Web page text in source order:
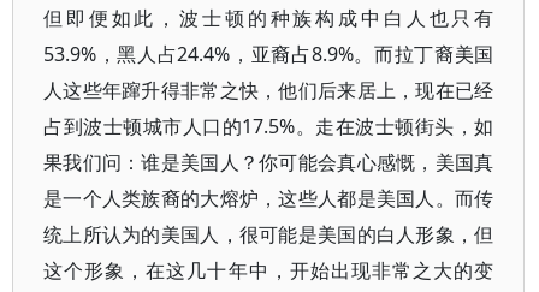
但即便如此，波士顿的种族构成中白人也只有
53.9%，黑人占24.4%，亚裔占8.9%。而拉丁裔美国
人这些年蹿升得非常之快，他们后来居上，现在已经
占到波士顿城市人口的17.5%。走在波士顿街头，如
果我们问：谁是美国人？你可能会真心感慨，美国真
是一个人类族裔的大熔炉，这些人都是美国人。而传
统上所认为的美国人，很可能是美国的白人形象，但
这个形象，在这几十年中，开始出现非常之大的变